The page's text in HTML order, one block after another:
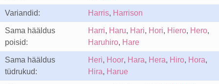
Variandid: Harris, Harrison
Sama hääldus
poisid:
Harri, Haru, Hari, Hori, Hiero, Hero,
Haruhiro, Hare
Sama hääldus
tüdrukud:
Heri, Hoor, Hara, Hera, Hiro, Hora,
Hira, Harue